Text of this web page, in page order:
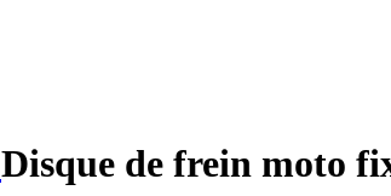
Disque de frein moto